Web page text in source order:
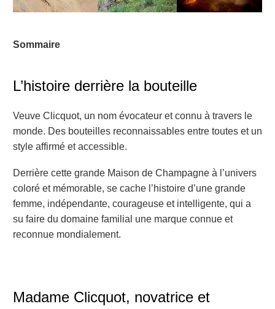
Sommaire
L’histoire derrière la bouteille
Veuve Clicquot, un nom évocateur et connu à travers le
monde. Des bouteilles reconnaissables entre toutes et un
style affirmé et accessible.
Derrière cette grande Maison de Champagne à l’univers
coloré et mémorable, se cache l’histoire d’une grande
femme, indépendante, courageuse et intelligente, qui a
su faire du domaine familial une marque connue et
reconnue mondialement.
Madame Clicquot, novatrice et